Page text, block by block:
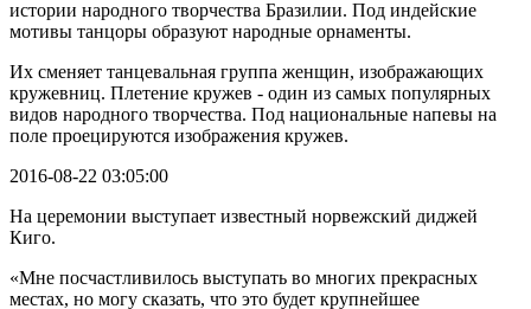
истории народного творчества Бразилии. Под индейские
мотивы танцоры образуют народные орнаменты.
Их сменяет танцевальная группа женщин, изображающих
кружевниц. Плетение кружев - один из самых популярных
видов народного творчества. Под национальные напевы на
поле проецируются изображения кружев.
2016-08-22 03:05:00
На церемонии выступает известный норвежский диджей
Киго.
«Мне посчастливилось выступать во многих прекрасных
местах, но могу сказать, что это будет крупнейшее